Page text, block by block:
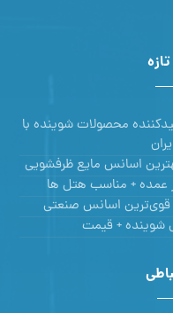
محصولات شوینده با
اسانس مایع ظرفشویی
عمده + مناسب هتل ها
اسانس‌ صنعتی
+ قیمت